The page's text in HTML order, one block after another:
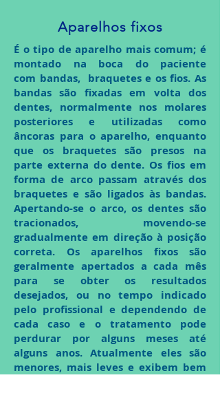
Aparelhos fixos
É o tipo de aparelho mais comum; é
montado na boca do paciente
com bandas, braquetes e os fios. As
bandas são fixadas em volta dos
dentes, normalmente nos molares
posteriores e utilizadas como
âncoras para o aparelho, enquanto
que os braquetes são presos na
parte externa do dente. Os fios em
forma de arco passam através dos
braquetes e são ligados às bandas.
Apertando-se o arco, os dentes são
tracionados, movendo-se
gradualmente em direção à posição
correta. Os aparelhos fixos são
geralmente apertados a cada mês
para se obter os resultados
desejados, ou no tempo indicado
pelo profissional e dependendo de
cada caso e o tratamento pode
perdurar por alguns meses até
alguns anos. Atualmente eles são
menores, mais leves e exibem bem